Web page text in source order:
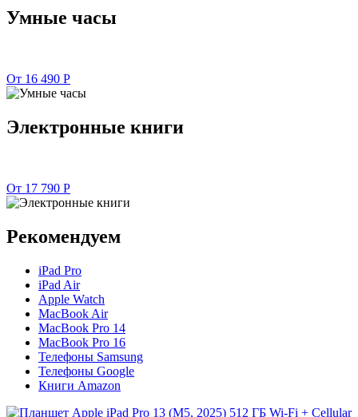
Умные часы
От 16 490 Р
Электронные книги
От 17 790 Р
Рекомендуем
iPad Pro
iPad Air
Apple Watch
MacBook Air
MacBook Pro 14
MacBook Pro 16
Телефоны Samsung
Телефоны Google
Книги Amazon